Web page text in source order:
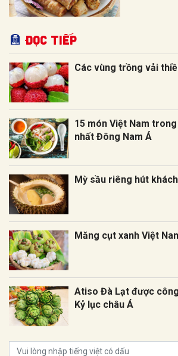
Đọc tiếp
Các vùng trồng vải
15 món Việt Nam
nhất Đông Nam Á
Mỳ sầu riêng hút
Măng cụt xanh Việt
Atiso Đà Lạt được
Kỷ lục châu Á